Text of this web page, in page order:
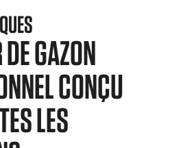
GAZON
CONÇU
LES